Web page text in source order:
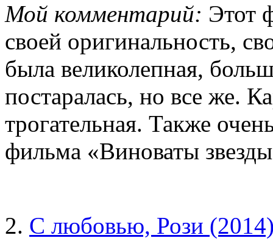
Мой комментарий: Этот
своей оригинальность,
была великолепная,
постаралась, но все же.
трогательная. Также
фильма «Виноваты
2. С любовью, Рози